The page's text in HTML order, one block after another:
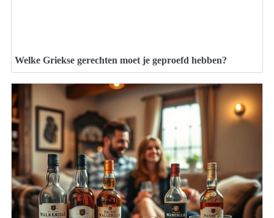
Welke Griekse gerechten moet je geproefd hebben?